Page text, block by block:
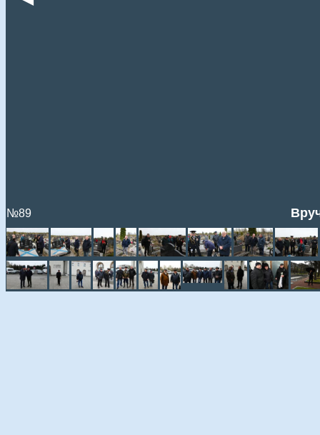
№89